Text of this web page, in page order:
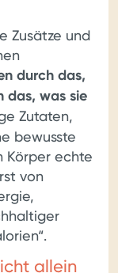
Zusätze und
durch das,
das, was sie
Zutaten,
bewusste
Körper echte
von
allein